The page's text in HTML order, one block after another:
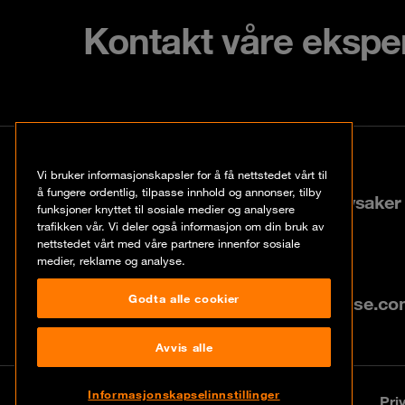
Kontakt våre
Lysaker Torg 25, N-1366 Lysaker
+47 67 57 37 37
© Orange Cyberdefense Legal Notice
Vi bruker informasjonskapsler for å få nettstedet vårt til
å fungere ordentlig, tilpasse innhold og annonser, tilby
funksjoner knyttet til sosiale medier og analysere
trafikken vår. Vi deler også informasjon om din bruk av
nettstedet vårt med våre partnere innenfor sosiale
medier, reklame og analyse.
Godta alle cookier
Avvis alle
Informasjonskapselinnstillinger